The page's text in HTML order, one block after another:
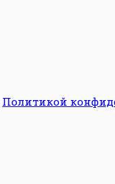
Политикой